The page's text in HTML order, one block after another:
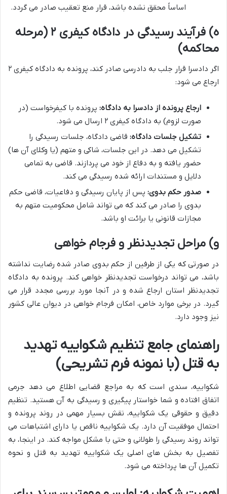
اساساً محقق نشده باشد، قرار منع تعقیب صادر می گردد.
ه) فرآیند رسیدگی در دادگاه کیفری ۲ (مرحله
محاکمه)
اگر دادسرا قرار جلب به دادرسی صادر کند، پرونده به دادگاه کیفری ۲
ارجاع می شود:
ارجاع پرونده از دادسرا به دادگاه: پرونده با کیفرخواست (در
صورت لزوم) به دادگاه کیفری ۲ ارسال می شود.
تشکیل جلسات دادگاه: قاضی دادگاه، جلسات رسیدگی را
تشکیل می دهد. در این جلسات، شاکی و متهم (یا وکلای آن ها)
حضور یافته و به دفاع از خود می پردازند. قاضی به تمامی
دلایل و مستندات ارائه شده رسیدگی می کند.
صدور حکم بدوی: پس از پایان رسیدگی و دفاعیات، قاضی حکم
بدوی را صادر می کند که می تواند شامل محکومیت متهم به
مجازات قانونی یا برائت او باشد.
و) مراحل تجدیدنظر و فرجام خواهی
در صورتی که یکی از طرفین از حکم بدوی صادر شده رضایت نداشته
باشد، می تواند درخواست تجدیدنظر خواهی کند. پرونده به دادگاه
تجدیدنظر استان ارجاع شده و در آنجا مورد بررسی مجدد قرار می
گیرد. در برخی موارد خاص، امکان فرجام خواهی در دیوان عالی کشور
نیز وجود دارد.
راهنمای جامع تنظیم شکواییه تهدید
به قتل (با نمونه فرم تشریحی)
شکواییه، سندی است که به مراجع قضایی اطلاع می دهد جرمی
اتفاق افتاده و شما خواستار پیگیری و رسیدگی به آن هستید. تنظیم
دقیق و حقوقی یک شکواییه، نقش بسیار مهمی در روند پرونده و
احتمال موفقیت آن دارد. یک شکواییه ناقص یا دارای اشتباهات می
تواند روند رسیدگی را طولانی و حتی با مشکل مواجه کند. در اینجا، به
تفصیل به بخش های اصلی یک شکواییه تهدید به قتل و نحوه
تکمیل آن ها پرداخته می شود.